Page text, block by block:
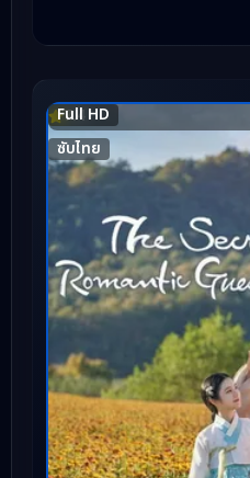
Full HD
ซับไทย
7.4